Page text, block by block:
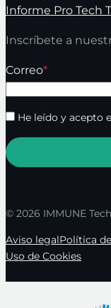
Informe Pro Tech
Inscríbete a
Correo*
He leído y acepto
© 2026 IMMUNE
Aviso legalPolítica
Uso de Cookies